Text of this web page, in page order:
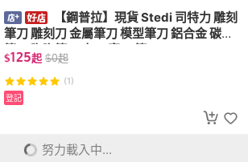
【鋼普拉】現貨 Stedi 司特力 雕刻
筆刀 雕刻刀 金屬筆刀 模型筆刀 鋁合金 碳鋼
筆刀 陶瓷筆刀 窄刃 寬刃 筆刀
$125起 $0起
(1)
登記